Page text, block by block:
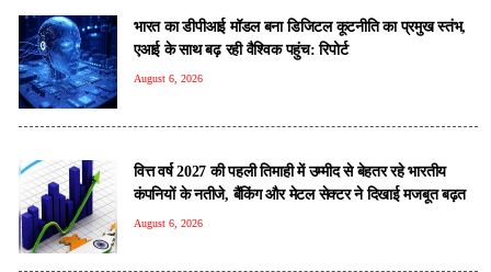
भारत का डीपीआई मॉडल बना डिजिटल कूटनीति का प्रमुख स्तंभ,
एआई के साथ बढ़ रही वैश्विक पहुंच: रिपोर्ट
August 6, 2026
वित्त वर्ष 2027 की पहली तिमाही में उम्मीद से बेहतर रहे भारतीय
कंपनियों के नतीजे, बैंकिंग और मेटल सेक्टर ने दिखाई मजबूत बढ़त
August 6, 2026